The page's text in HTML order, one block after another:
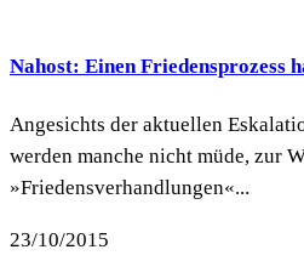
Nahost: Einen Friedensprozess
Angesichts der aktuellen
werden manche nicht müde, zur
»Friedensverhandlungen«...
23/10/2015